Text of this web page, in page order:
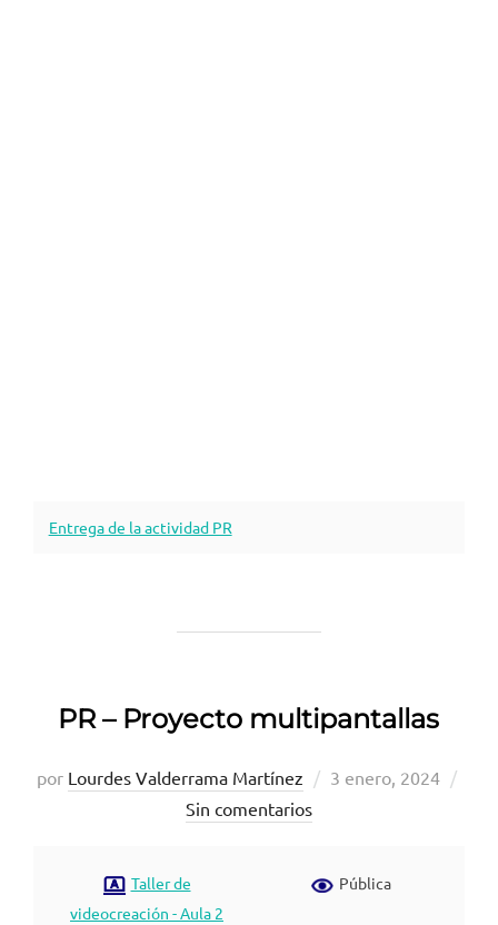
Entrega de la actividad PR
PR – Proyecto multipantallas
por Lourdes Valderrama Martínez
Publicado
3 enero, 2024
Sin comentarios
Taller de
videocreación - Aula 2
Pública